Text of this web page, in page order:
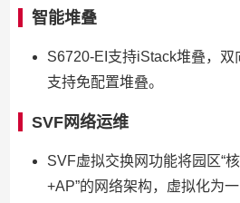
智能堆叠
S6720-EI支持iStack堆叠，双
支持免配置堆叠。
SVF网络运维
SVF虚拟交换网功能将园区“
+AP”的网络架构，虚拟化为